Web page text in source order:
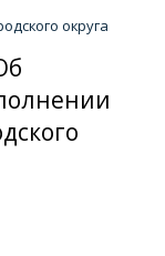
округа